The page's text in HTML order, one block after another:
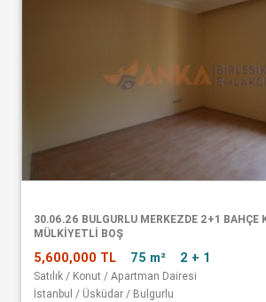
30.06.26 BULGURLU MERKEZDE 2+1 BAHÇE
MÜLKİYETLİ BOŞ
5,600,000 TL 75 m² 2 + 1
Satılık / Konut / Apartman Dairesi
İstanbul / Üsküdar / Bulgurlu